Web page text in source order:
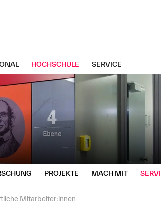
HOCHSCHULE SERVICE
PROJEKTE MACH MIT
Mitarbeiter:innen